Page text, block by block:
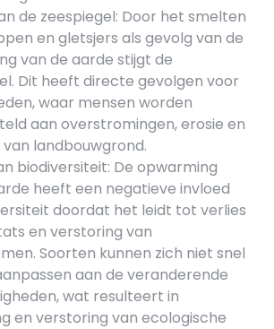
de zeespiegel: Door het smelten
en gletsjers als gevolg van de
van de aarde stijgt de
Dit heeft directe gevolgen voor
waar mensen worden
aan overstromingen, erosie en
landbouwgrond.
biodiversiteit: De opwarming
heeft een negatieve invloed
doordat het leidt tot verlies
en verstoring van
Soorten kunnen zich niet snel
aan de veranderende
wat resulteert in
en verstoring van ecologische